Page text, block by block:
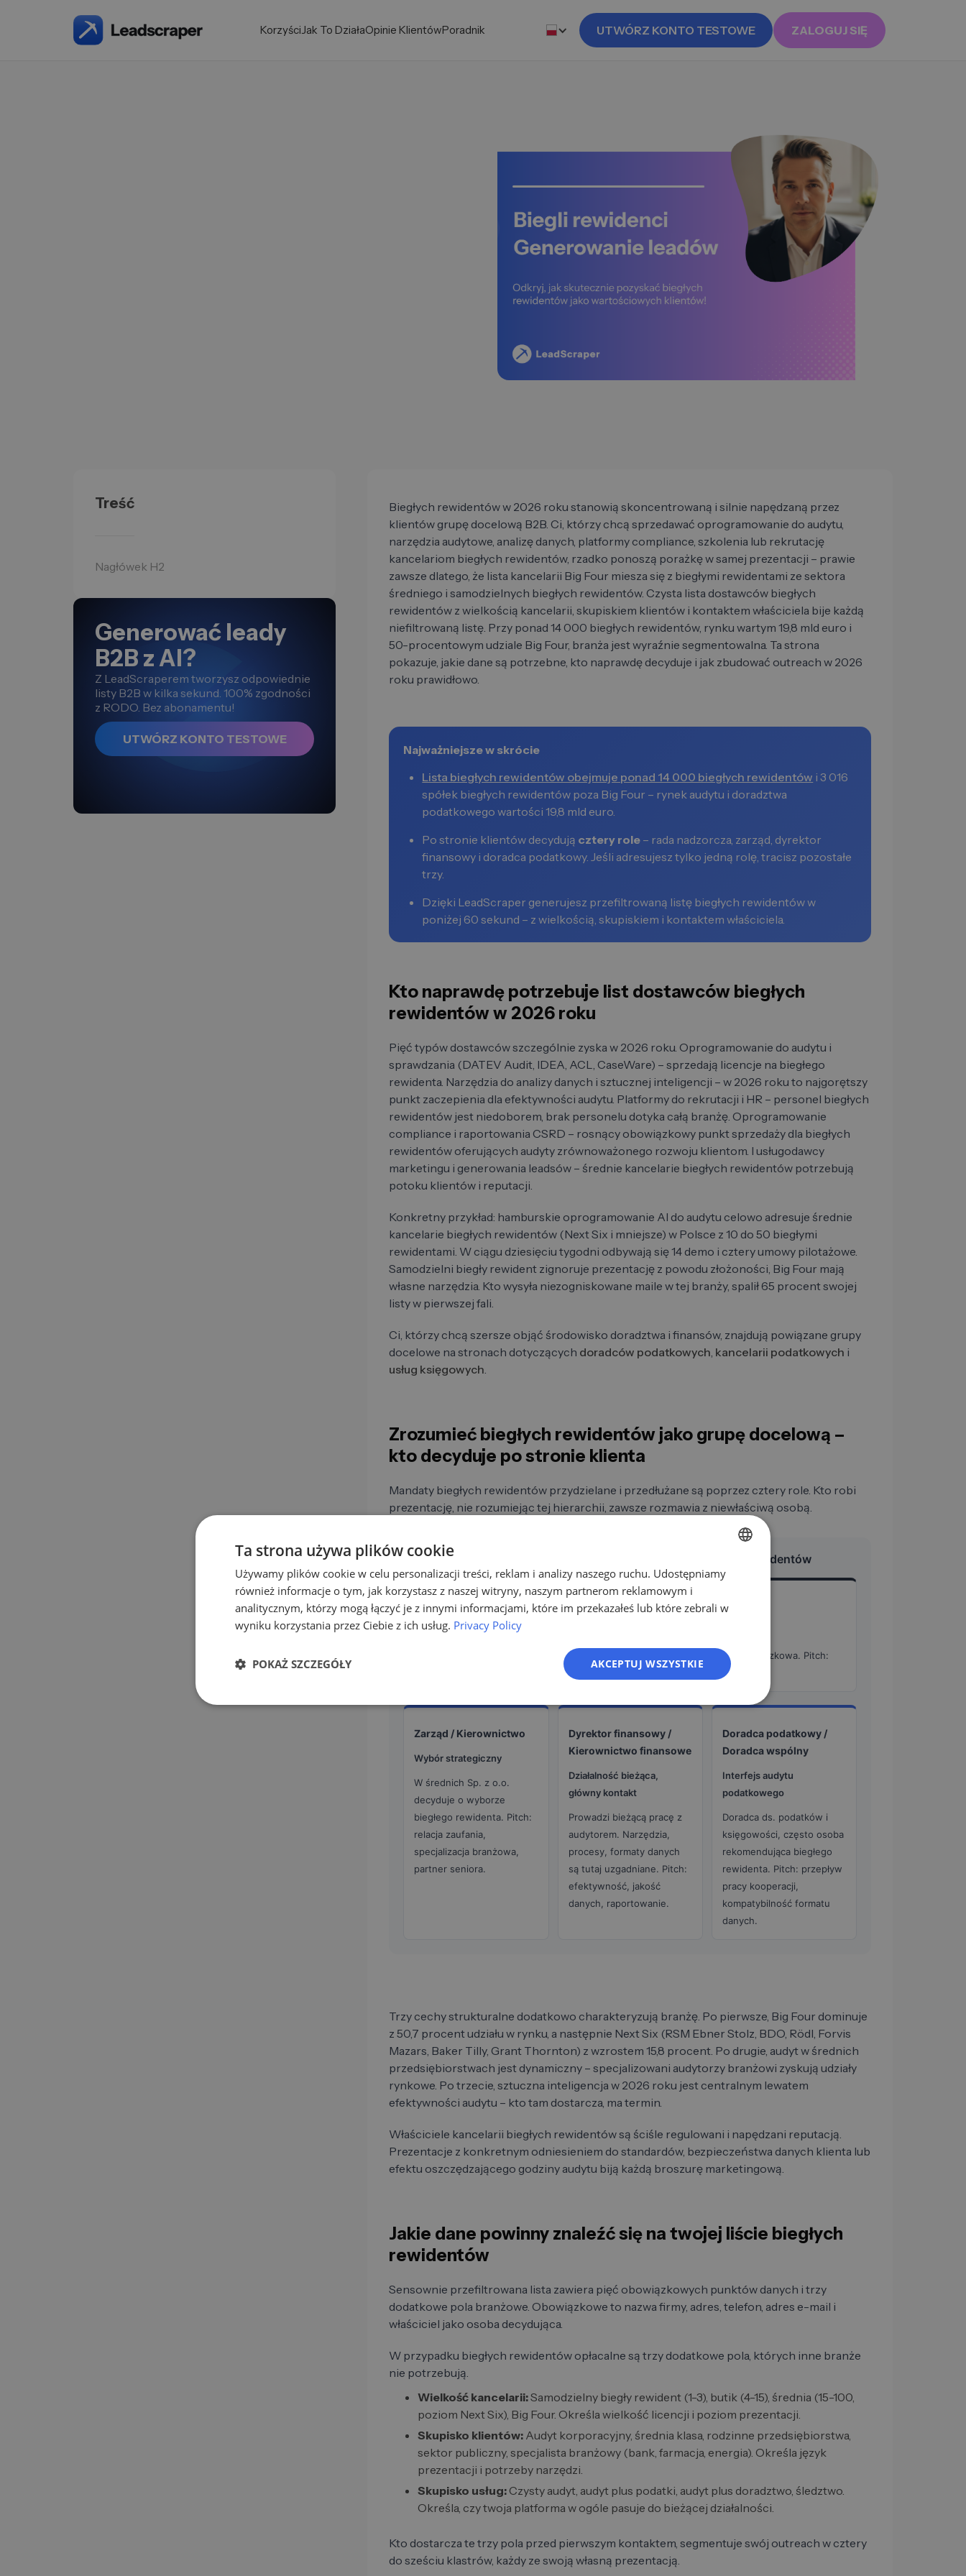
KorzyściJak To DziałaOpinie KlientówPoradnik UTWÓRZ KONTO TESTOWE ZALOGUJ SIĘ
Treść
Nagłówek H2
Generować leady
B2B z AI?
Z LeadScraperem tworzysz odpowiednie
listy B2B w kilka sekund. 100% zgodności
z RODO. Bez abonamentu!
UTWÓRZ KONTO TESTOWE
Biegłych rewidentów w 2026 roku stanowią skoncentrowaną i silnie napędzaną przez
klientów grupę docelową B2B. Ci, którzy chcą sprzedawać oprogramowanie do audytu,
narzędzia audytowe, analizę danych, platformy compliance, szkolenia lub rekrutację
kancelariom biegłych rewidentów, rzadko ponoszą porażkę w samej prezentacji – prawie
zawsze dlatego, że lista kancelarii Big Four miesza się z biegłymi rewidentami ze sektora
średniego i samodzielnych biegłych rewidentów. Czysta lista dostawców biegłych
rewidentów z wielkością kancelarii, skupiskiem klientów i kontaktem właściciela bije każdą
niefiltrowaną listę. Przy ponad 14 000 biegłych rewidentów, rynku wartym 19,8 mld euro i
50-procentowym udziale Big Four, branża jest wyraźnie segmentowalna. Ta strona
pokazuje, jakie dane są potrzebne, kto naprawdę decyduje i jak zbudować outreach w 2026
roku prawidłowo.
Najważniejsze w skrócie
Lista biegłych rewidentów obejmuje ponad 14 000 biegłych rewidentów i 3 016
spółek biegłych rewidentów poza Big Four – rynek audytu i doradztwa
podatkowego wartości 19,8 mld euro.
Po stronie klientów decydują cztery role – rada nadzorcza, zarząd, dyrektor
finansowy i doradca podatkowy. Jeśli adresujesz tylko jedną rolę, tracisz pozostałe
trzy.
Dzięki LeadScraper generujesz przefiltrowaną listę biegłych rewidentów w
poniżej 60 sekund – z wielkością, skupiskiem i kontaktem właściciela.
Kto naprawdę potrzebuje list dostawców biegłych
rewidentów w 2026 roku
Pięć typów dostawców szczególnie zyska w 2026 roku. Oprogramowanie do audytu i
sprawdzania (DATEV Audit, IDEA, ACL, CaseWare) – sprzedają licencje na biegłego
rewidenta. Narzędzia do analizy danych i sztucznej inteligencji – w 2026 roku to najgorętszy
punkt zaczepienia dla efektywności audytu. Platformy do rekrutacji i HR – personel biegłych
rewidentów jest niedoborem, brak personelu dotyka całą branżę. Oprogramowanie
compliance i raportowania CSRD – rosnący obowiązkowy punkt sprzedaży dla biegłych
rewidentów oferujących audyty zrównoważonego rozwoju klientom. I usługodawcy
marketingu i generowania leadsów – średnie kancelarie biegłych rewidentów potrzebują
potoku klientów i reputacji.
Konkretny przykład: hamburskie oprogramowanie AI do audytu celowo adresuje średnie
kancelarie biegłych rewidentów (Next Six i mniejsze) w Polsce z 10 do 50 biegłymi
rewidentami. W ciągu dziesięciu tygodni odbywają się 14 demo i cztery umowy pilotażowe.
Samodzielni biegły rewident zignoruje prezentację z powodu złożoności, Big Four mają
własne narzędzia. Kto wysyła niezogniskowane maile w tej branży, spalił 65 procent swojej
listy w pierwszej fali.
Ci, którzy chcą szersze objąć środowisko doradztwa i finansów, znajdują powiązane grupy
docelowe na stronach dotyczących doradców podatkowych, kancelarii podatkowych i
usług księgowych.
Zrozumieć biegłych rewidentów jako grupę docelową –
kto decyduje po stronie klienta
Mandaty biegłych rewidentów przydzielane i przedłużane są poprzez cztery role. Kto robi
prezentację, nie rozumiejąc tej hierarchii, zawsze rozmawia z niewłaściwą osobą.
Kto po stronie klienta decyduje o mandatach biegłych rewidentów
Rada nadzorcza / Komisja audytu
SA/SE · Rekomendacja wyboru
Rekomenduje biegłego rewidenta do wyboru. W przypadku SA i SE rola obowiązkowa. Pitch:
reputacja, niezależność, doświadczenie branżowe.
Zarząd / Kierownictwo
Wybór strategiczny
W średnich Sp. z o.o.
decyduje o wyborze
biegłego rewidenta. Pitch:
relacja zaufania,
specjalizacja branżowa,
partner seniora.
Dyrektor finansowy /
Kierownictwo finansowe
Działalność bieżąca,
główny kontakt
Prowadzi bieżącą pracę z
audytorem. Narzędzia,
procesy, formaty danych
są tutaj uzgadniane. Pitch:
efektywność, jakość
danych, raportowanie.
Doradca podatkowy /
Doradca wspólny
Interfejs audytu
podatkowego
Doradca ds. podatków i
księgowości, często osoba
rekomendująca biegłego
rewidenta. Pitch: przepływ
pracy kooperacji,
kompatybilność formatu
danych.
Trzy cechy strukturalne dodatkowo charakteryzują branżę. Po pierwsze, Big Four dominuje
z 50,7 procent udziału w rynku, a następnie Next Six (RSM Ebner Stolz, BDO, Rödl, Forvis
Mazars, Baker Tilly, Grant Thornton) z wzrostem 15,8 procent. Po drugie, audyt w średnich
przedsiębiorstwach jest dynamiczny – specjalizowani audytorzy branżowi zyskują udziały
rynkowe. Po trzecie, sztuczna inteligencja w 2026 roku jest centralnym lewatem
efektywności audytu – kto tam dostarcza, ma termin.
Właściciele kancelarii biegłych rewidentów są ściśle regulowani i napędzani reputacją.
Prezentacje z konkretnym odniesieniem do standardów, bezpieczeństwa danych klienta lub
efektu oszczędzającego godziny audytu biją każdą broszurę marketingową.
Jakie dane powinny znaleźć się na twojej liście biegłych
rewidentów
Sensownie przefiltrowana lista zawiera pięć obowiązkowych punktów danych i trzy
dodatkowe pola branżowe. Obowiązkowe to nazwa firmy, adres, telefon, adres e-mail i
właściciel jako osoba decydująca.
W przypadku biegłych rewidentów opłacalne są trzy dodatkowe pola, których inne branże
nie potrzebują.
Wielkość kancelarii:Samodzielny biegły rewident (1-3), butik (4-15), średnia (15-100,
poziom Next Six), Big Four. Określa wielkość licencji i poziom prezentacji.
Skupisko klientów: Audyt korporacyjny, średnia klasa, rodzinne przedsiębiorstwa,
sektor publiczny, specjalista branżowy (bank, farmacja, energia). Określa język
prezentacji i potrzeby narzędzi.
Skupisko usług: Czysty audyt, audyt plus podatki, audyt plus doradztwo, śledztwo.
Określa, czy twoja platforma w ogóle pasuje do bieżącej działalności.
Kto dostarcza te trzy pola przed pierwszym kontaktem, segmentuje swój outreach w cztery
do sześciu klastrów, każdy ze swoją własną prezentacją.
GERMAN
Ta strona używa plików cookie
Używamy plików cookie w celu personalizacji treści, reklam i analizy naszego ruchu. Udostępniamy
również informacje o tym, jak korzystasz z naszej witryny, naszym partnerom reklamowym i
analitycznym, którzy mogą łączyć je z innymi informacjami, które im przekazałeś lub które zebrali w
wyniku korzystania przez Ciebie z ich usług. Privacy Policy
AKCEPTUJ WSZYSTKIE
POKAŻ SZCZEGÓŁY